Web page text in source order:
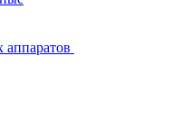
аппаратов